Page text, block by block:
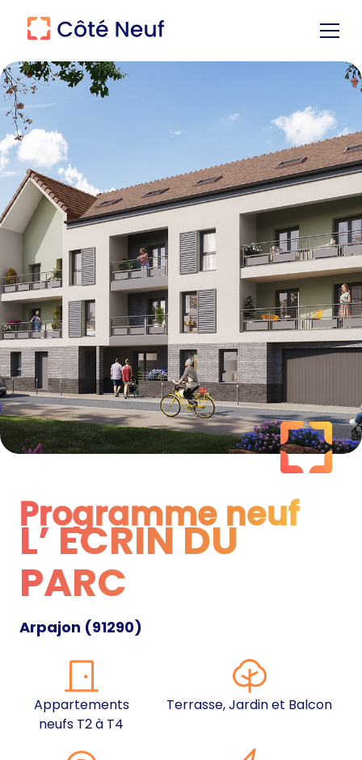
Programme neuf
Programme neuf
L’ ECRIN DU
PARC
Arpajon (91290)
Appartements
neufs T2 à T4
Terrasse, Jardin et Balcon